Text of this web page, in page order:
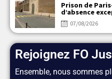
Prison de
d’absence
claire, mais la
07/08/2026
Rejoignez FO
Ensemble, nous sommes